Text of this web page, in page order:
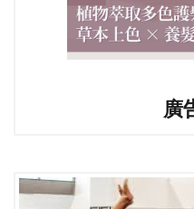
廣